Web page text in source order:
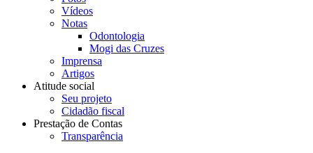
Vídeos
Notas
Odontologia
Mogi das Cruzes
Imprensa
Artigos
Atitude social
Seu projeto
Cidadão fiscal
Prestação de Contas
Transparência